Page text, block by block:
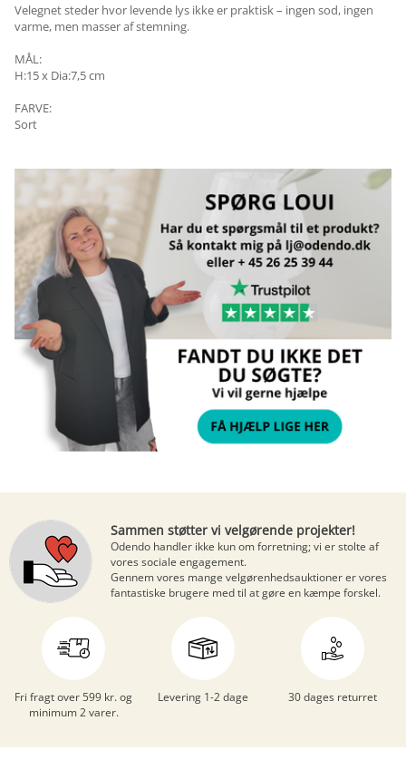
Velegnet steder hvor levende lys ikke er praktisk – ingen sod, ingen
varme, men masser af stemning.
MÅL:
H:15 x Dia:7,5 cm
FARVE:
Sort
Fri fragt over 599 kr. og
minimum 2 varer.
Levering 1-2 dage 30 dages returret
Sammen støtter vi velgørende projekter!
Odendo handler ikke kun om forretning; vi er stolte af
vores sociale engagement.
Gennem vores mange velgørenhedsauktionerer vores
fantastiske brugere med til at gøre en kæmpe forskel.